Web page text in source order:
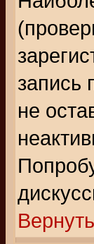
запись
не